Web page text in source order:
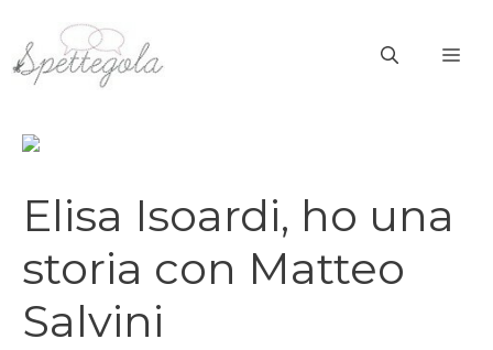
contenuto
Elisa Isoardi, ho una
storia con Matteo
Salvini